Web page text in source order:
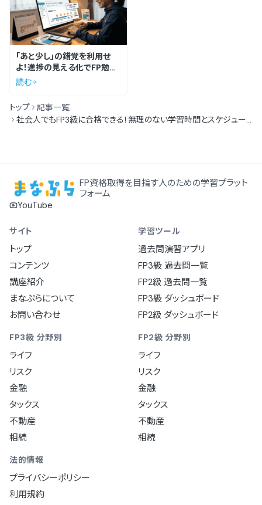
「あと少し」の錯覚を利用せ
よ！進捗の見える化でFP勉強
依存になる方法
読む
トップ
記事一覧
社会人でもFP3級に合格できる！無理のない学習時間とスケジュー
FP資格取得を目指す人のための学習プラット
フォーム
YouTube
サイト
トップ
コンテンツ
講座紹介
まなぷらについて
お問い合わせ
学習ツール
過去問演習アプリ
FP3級 過去問一覧
FP2級 過去問一覧
FP3級 ダッシュボード
FP2級 ダッシュボード
FP3級 分野別
ライフ
リスク
金融
タックス
不動産
相続
FP2級 分野別
ライフ
リスク
金融
タックス
不動産
相続
法的情報
プライバシーポリシー
利用規約